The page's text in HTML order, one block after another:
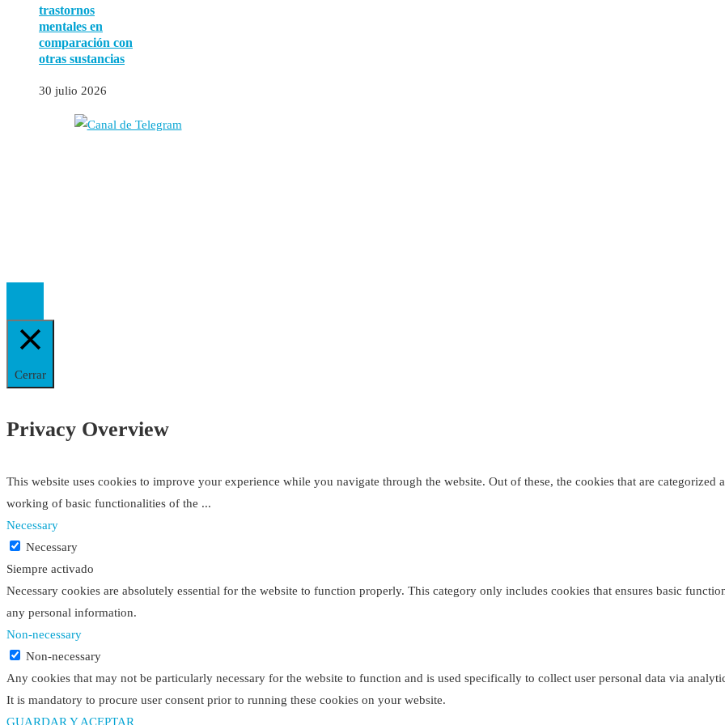
trastornos
mentales en
comparación con
otras sustancias
30 julio 2026
Cerrar
Privacy Overview
This website uses cookies to improve your experience while you navigate through the website. Out of these, the cookies that are categorized
working of basic functionalities of the ...
Necessary
Necessary
Siempre activado
Necessary cookies are absolutely essential for the website to function properly. This category only includes cookies that ensures basic
any personal information.
Non-necessary
Non-necessary
Any cookies that may not be particularly necessary for the website to function and is used specifically to collect user personal data via
It is mandatory to procure user consent prior to running these cookies on your website.
GUARDAR Y ACEPTAR